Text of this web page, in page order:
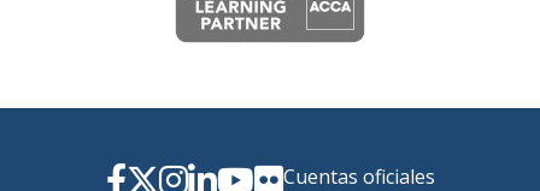
Cuentas oficiales